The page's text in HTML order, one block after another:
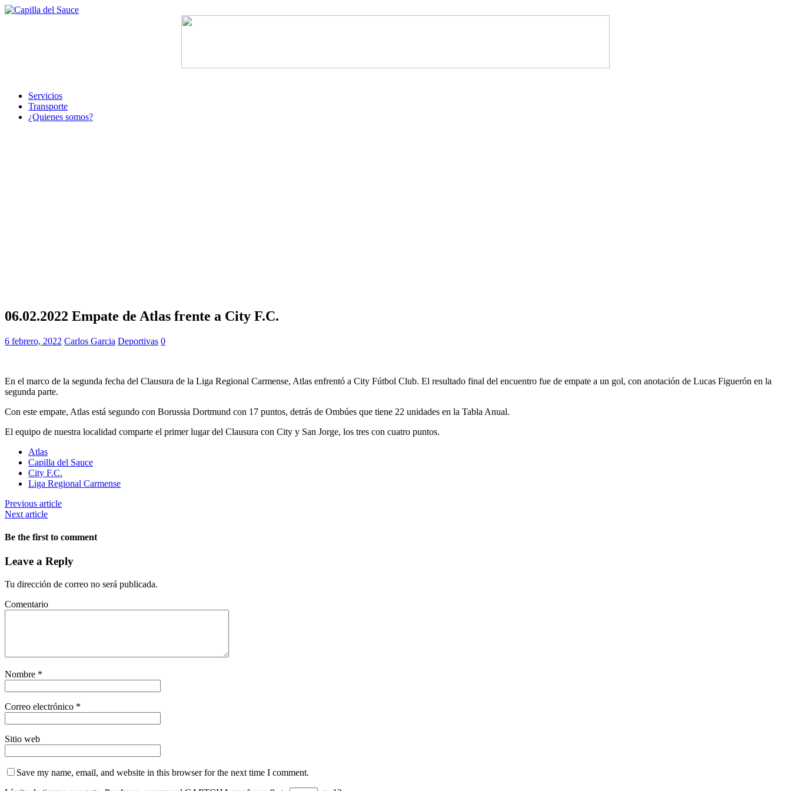
Servicios
Transporte
¿Quienes somos?
06.02.2022 Empate de Atlas frente a City F.C.
6 febrero, 2022 Carlos Garcia Deportivas 0
En el marco de la segunda fecha del Clausura de la Liga Regional Carmense, Atlas enfrentó a City Fútbol Club. El resultado final del encuentro fue de empate a un gol, con anotación de Lucas Figuerón en la
segunda parte.
Con este empate, Atlas está segundo con Borussia Dortmund con 17 puntos, detrás de Ombúes que tiene 22 unidades en la Tabla Anual.
El equipo de nuestra localidad comparte el primer lugar del Clausura con City y San Jorge, los tres con cuatro puntos.
Atlas
Capilla del Sauce
City F.C.
Liga Regional Carmense
Previous article
Next article
Be the first to comment
Leave a Reply
Tu dirección de correo no será publicada.
Comentario
Nombre *
Correo electrónico *
Sitio web
Save my name, email, and website in this browser for the next time I comment.